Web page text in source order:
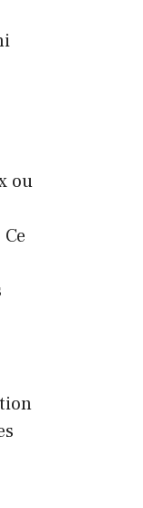
ou